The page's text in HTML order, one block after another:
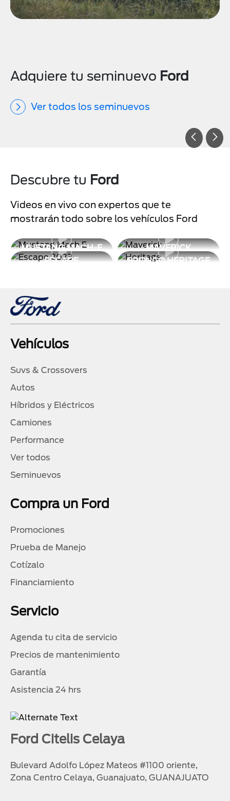
Adquiere tu seminuevo Ford
Ver todos los seminuevos
Descubre tu Ford
Videos en vivo con expertos que te
mostrarán todo sobre los vehículos Ford
MUSTANG MACH-E
MAVERICK
ESCAPE
BRONCO HERITAGE
Vehículos
Suvs & Crossovers
Autos
Híbridos y Eléctricos
Camiones
Performance
Ver todos
Seminuevos
Compra un Ford
Promociones
Prueba de Manejo
Cotízalo
Financiamiento
Servicio
Agenda tu cita de servicio
Precios de mantenimiento
Garantía
Asistencia 24 hrs
Ford Citelis Celaya
Bulevard Adolfo López Mateos #1100 oriente,
Zona Centro Celaya, Guanajuato, GUANAJUATO